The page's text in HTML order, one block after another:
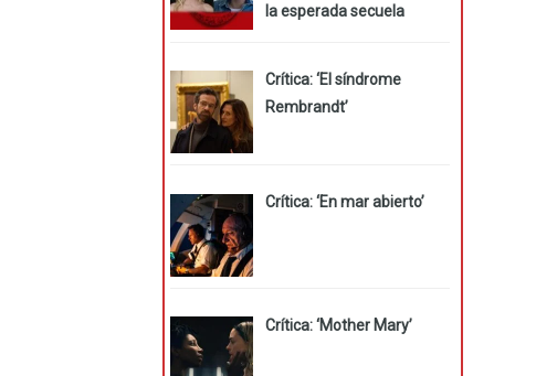
la esperada secuela
Crítica: ‘El síndrome
Rembrandt’
Crítica: ‘En mar abierto’
Crítica: ‘Mother Mary’